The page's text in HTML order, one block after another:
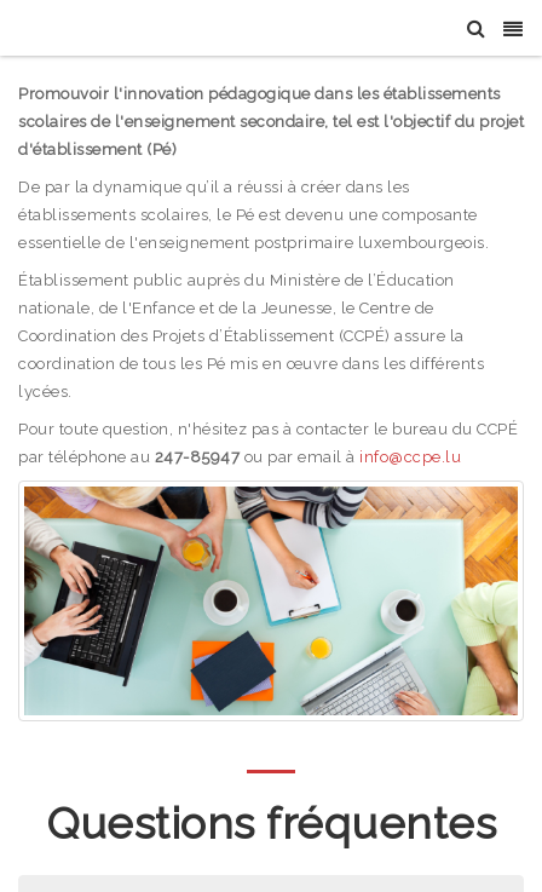
Promouvoir l'innovation pédagogique dans les établissements
scolaires de l'enseignement secondaire, tel est l'objectif du projet
d'établissement (Pé)
De par la dynamique qu’il a réussi à créer dans les
établissements scolaires, le Pé est devenu une composante
essentielle de l'enseignement postprimaire luxembourgeois.
Établissement public auprès du Ministère de l’Éducation
nationale, de l'Enfance et de la Jeunesse, le Centre de
Coordination des Projets d’Établissement (CCPÉ) assure la
coordination de tous les Pé mis en œuvre dans les différents
lycées.
Pour toute question, n'hésitez pas à contacter le bureau du CCPÉ
par téléphone au 247-85947ou par email à info@ccpe.lu
Questions fréquentes